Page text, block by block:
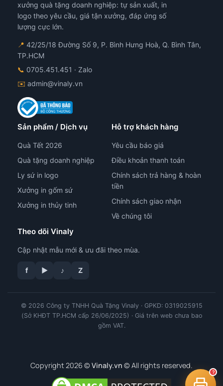
xưởng quà tặng doanh nghiệp: tự sản xuất, in
logo theo yêu cầu, giá tận xưởng, đáp ứng số
lượng cực lớn.
📍 42/25/18 Đường Số 9, P. Bình Hưng Hoà, Q. Bình Tân,
TP.HCM
📞 0705.451.451 · Zalo
✉️ admin@vinaly.vn
Sản phẩm / Dịch vụ
Quà Tết 2026
Quà tặng doanh nghiệp
Ly sứ in logo
Xưởng in gốm sứ
Xưởng in thủy tinh
Hỗ trợ khách hàng
Yêu cầu báo giá
Điều khoản thanh toán
Chính sách trả hàng & hoàn
tiền
Chính sách giao nhận
Về chúng tôi
Theo dõi Vinaly
Cập nhật mẫu mới & ưu đãi theo mùa.
f ▶ ♪ Z
© 2026 Công ty TNHH Quà Tặng Vinaly · GPKD: 0319025915
(Sở KHĐT TP.HCM cấp 26/06/2025) · Giá trên web chưa bao
gồm VAT.
Copyright 2026 © Vinaly.vn © All rights reserved.
?